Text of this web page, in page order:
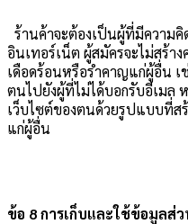
ร้านค้าจะต้องเป็นผู้ที่มีความ
อินเทอร์เน็ต ผู้สมัครจะไม่สร้าง
เดือดร้อนหรือรำคาญแก่ผู้อื่น เ
ตนไปยังผู้ที่ไม่ได้บอกรับอีเมล
เว็บไซต์ของตนด้วยรูปแบบที่ส
แก่ผู้อื่น
ข้อ 8 การเก็บและใช้ข้อมูลส่